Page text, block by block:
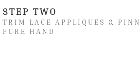
STEP TWO
TRIM LACE APPLIQUES &
PURE HAND